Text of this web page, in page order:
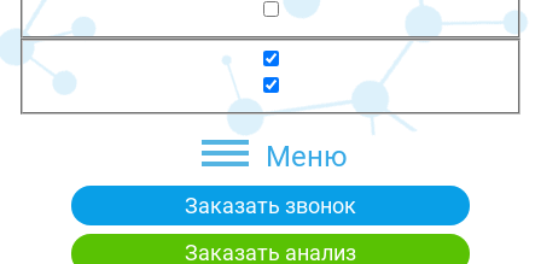
Меню
Заказать звонок
Заказать анализ